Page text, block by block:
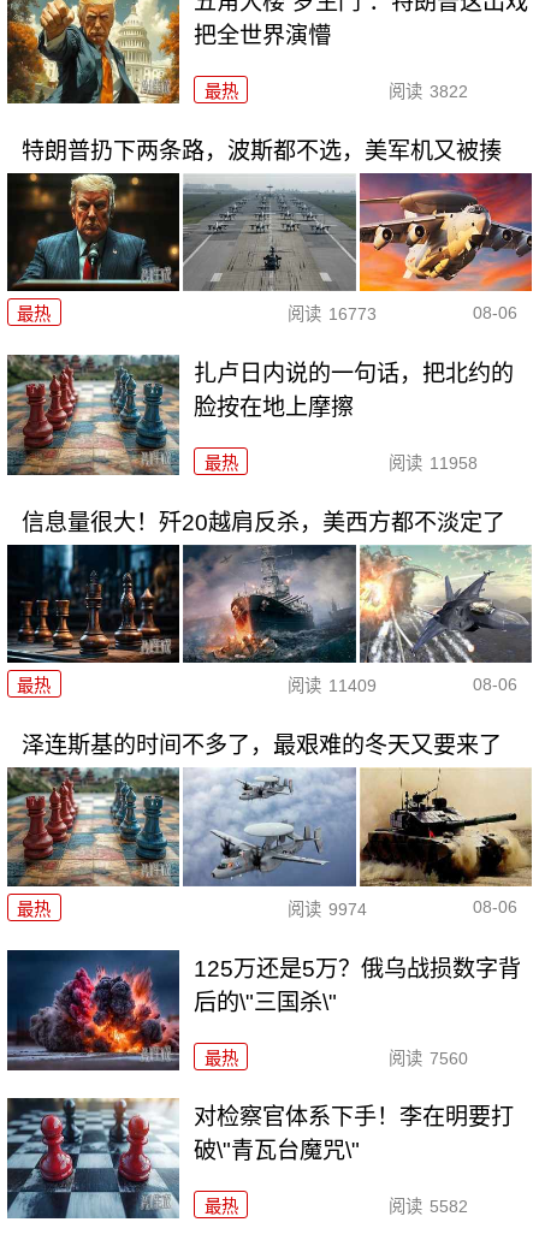
把全世界演懵
最热 阅读 3822
特朗普扔下两条路，波斯都不选，美军机又被揍
最热 阅读 16773 08-06
扎卢日内说的一句话，把北约的
脸按在地上摩擦
最热 阅读 11958
信息量很大！歼20越肩反杀，美西方都不淡定了
最热 阅读 11409 08-06
泽连斯基的时间不多了，最艰难的冬天又要来了
最热 阅读 9974 08-06
125万还是5万？俄乌战损数字背
后的\"三国杀\"
最热 阅读 7560
对检察官体系下手！李在明要打
破\"青瓦台魔咒\"
最热 阅读 5582